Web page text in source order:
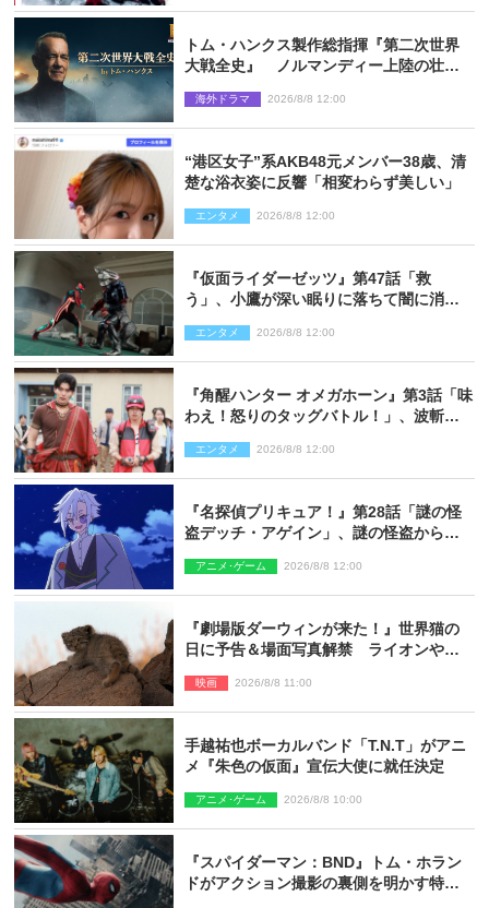
トム・ハンクス製作総指揮『第二次世界
大戦全史』 ノルマンディー上陸の壮絶
海外ドラマ 2026/8/8 12:00
“港区女子”系AKB48元メンバー38歳、清
楚な浴衣姿に反響「相変わらず美しい」
エンタメ 2026/8/8 12:00
『仮面ライダーゼッツ』第47話「救
う」、小鷹が深い眠りに落ちて闇に消え
エンタメ 2026/8/8 12:00
『角醒ハンター オメガホーン』第3話「味
わえ！怒りのタッグバトル！」、波斬の
エンタメ 2026/8/8 12:00
『名探偵プリキュア！』第28話「謎の怪
盗デッチ・アゲイン」、謎の怪盗から不
アニメ･ゲーム 2026/8/8 12:00
『劇場版ダーウィンが来た！』世界猫の
日に予告＆場面写真解禁 ライオンやマ
映画 2026/8/8 11:00
手越祐也ボーカルバンド「T.N.T」がアニ
メ『朱色の仮面』宣伝大使に就任決定
アニメ･ゲーム 2026/8/8 10:00
『スパイダーマン：BND』トム・ホラン
ドがアクション撮影の裏側を明かす特別